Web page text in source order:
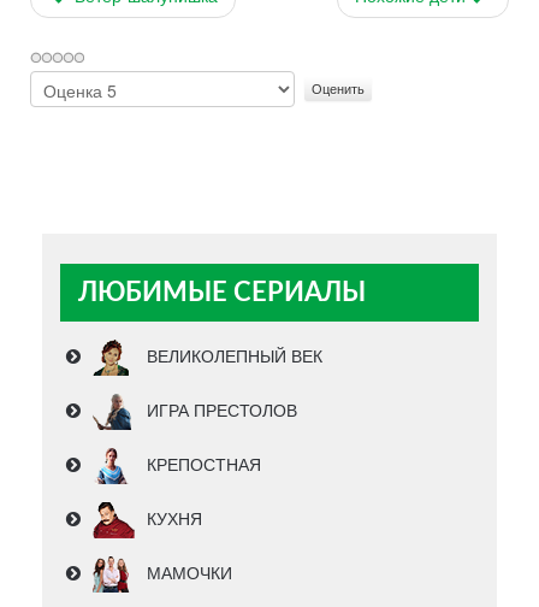
Пожалуйста,
ЛЮБИМЫЕ СЕРИАЛЫ
ВЕЛИКОЛЕПНЫЙ ВЕК
ИГРА ПРЕСТОЛОВ
КРЕПОСТНАЯ
КУХНЯ
МАМОЧКИ